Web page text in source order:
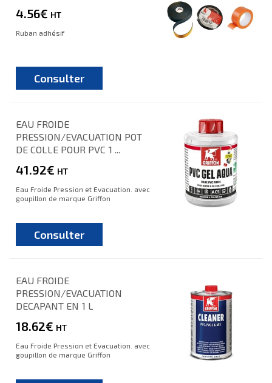
4.56€ HT
Ruban adhésif
Consulter
EAU FROIDE
PRESSION/EVACUATION POT
DE COLLE POUR PVC 1 ...
41.92€ HT
Eau Froide Pression et Evacuation. avec
goupillon de marque Griffon
Consulter
EAU FROIDE
PRESSION/EVACUATION
DECAPANT EN 1 L
18.62€ HT
Eau Froide Pression et Evacuation. avec
goupillon de marque Griffon